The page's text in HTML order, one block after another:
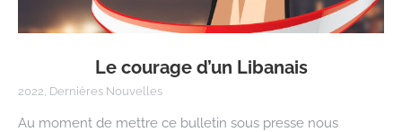
Le courage d’un Libanais
2022, Dernières Nouvelles
Au moment de mettre ce bulletin sous presse nous